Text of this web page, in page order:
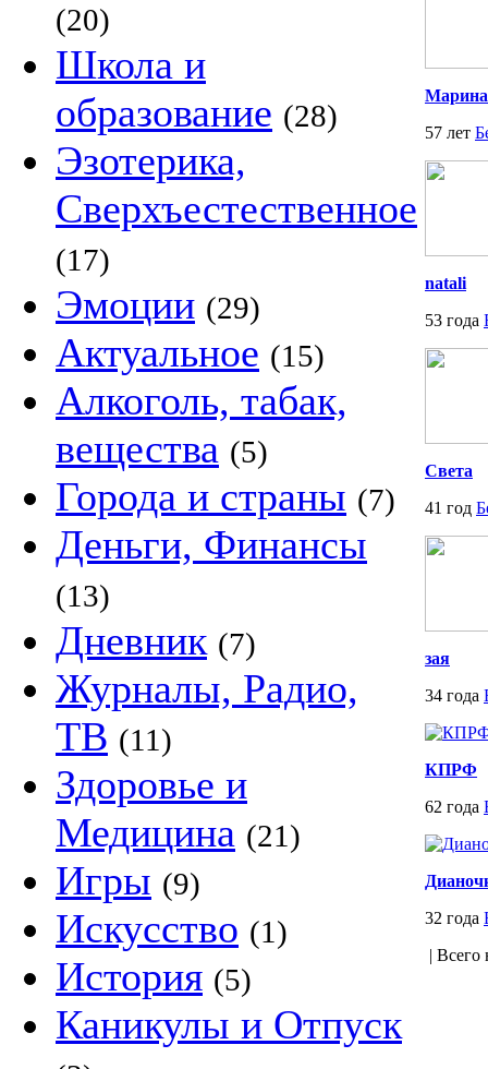
(20)
Школа и
образование (28)
Эзотерика,
Сверхъестественное
(17)
Эмоции (29)
Актуальное (15)
Алкоголь, табак,
вещества (5)
Города и страны (7)
Деньги, Финансы
(13)
Дневник (7)
Журналы, Радио,
ТВ (11)
Здоровье и
Медицина (21)
Игры (9)
Искусство (1)
История (5)
Каникулы и Отпуск
Марина
57 лет
natali
53 года
Света
41 год
зая
34 года
КПРФ
62 года
32 года
| Всего